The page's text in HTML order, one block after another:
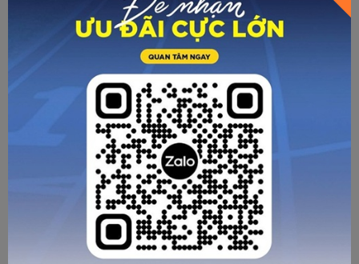
Lớp đệm Impact Guard giúp hấp thụ lực, giảm chấn và bảo
vệ bàn chân khi bật nhảy, tiếp đất hoặc di chuyển liên tục
trong thời gian dài. Nhờ đó, người chơi duy trì được sự thoải
mái và hỗ trợ tối ưu trong toàn bộ trận đấu.
Giày Pickleball Zocker Aspire Speed – Trắng/Hồng là lựa